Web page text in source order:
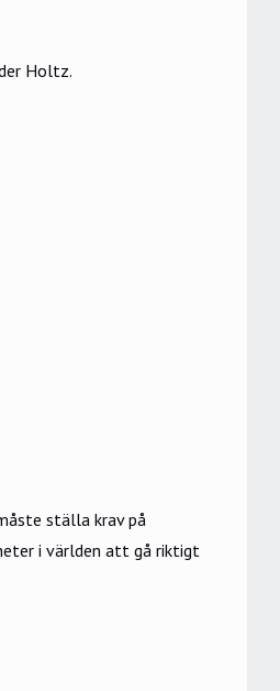
Holtz.
ställa krav på
i världen att gå riktigt